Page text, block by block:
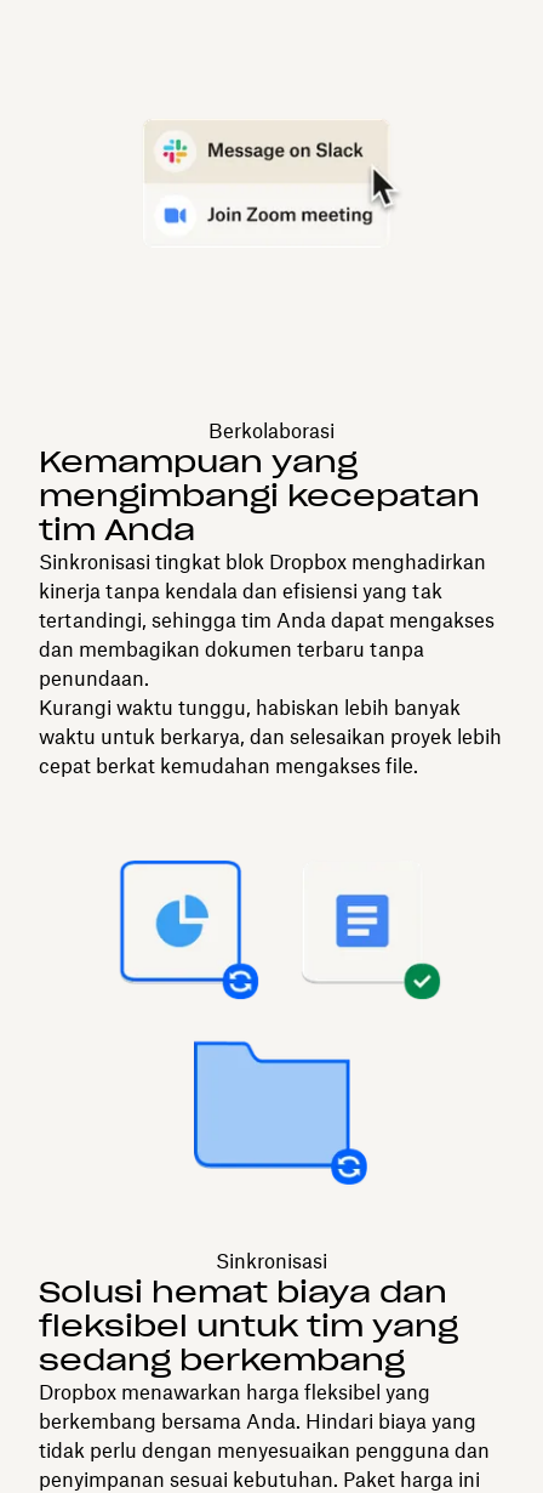
Berkolaborasi
Kemampuan yang
mengimbangi kecepatan
tim Anda
Sinkronisasi tingkat blok Dropbox menghadirkan
kinerja tanpa kendala dan efisiensi yang tak
tertandingi, sehingga tim Anda dapat mengakses
dan membagikan dokumen terbaru tanpa
penundaan.
Kurangi waktu tunggu, habiskan lebih banyak
waktu untuk berkarya, dan selesaikan proyek lebih
cepat berkat kemudahan mengakses file.
Sinkronisasi
Solusi hemat biaya dan
fleksibel untuk tim yang
sedang berkembang
Dropbox menawarkan harga fleksibel yang
berkembang bersama Anda. Hindari biaya yang
tidak perlu dengan menyesuaikan pengguna dan
penyimpanan sesuai kebutuhan. Paket harga ini